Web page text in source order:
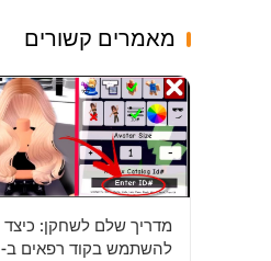
מאמרים קשורים
מדריך שלם לשחקן: כיצד
להשתמש בקוד רפאים ב-